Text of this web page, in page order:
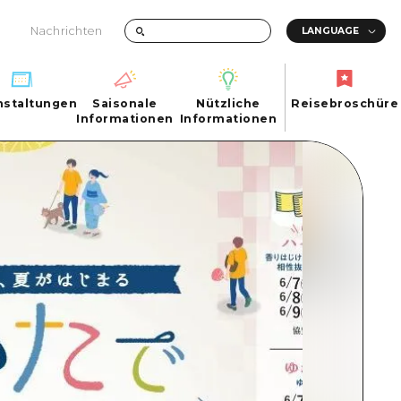
Nachrichten
City
Saisonale
Informationen
Nützliche
Informationen
FAQs
Foto-Download
Transportinformationen bei Katastrophen
Reisebroschüre